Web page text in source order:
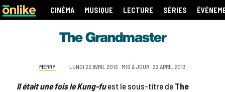
CINÉMA MUSIQUE LECTURE SÉRIES
The Grandmaster
MERRY LUNDI 22 AVRIL 2013 · MIS À JOUR : 22 APRIL 2013
Il était une fois le Kung-fu est le sous-titre de The